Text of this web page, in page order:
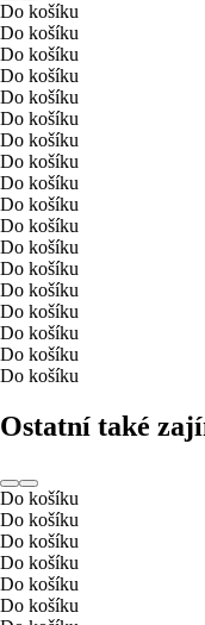
Do košíku
Do košíku
Do košíku
Do košíku
Do košíku
Do košíku
Do košíku
Do košíku
Do košíku
Do košíku
Do košíku
Do košíku
Do košíku
Do košíku
Do košíku
Do košíku
Do košíku
Do košíku
Ostatní také
Do košíku
Do košíku
Do košíku
Do košíku
Do košíku
Do košíku